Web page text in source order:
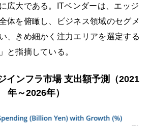
広大である。ITベンダーは、エッジ
体を俯瞰し、ビジネス領域のセグメ
、きめ細かく注力エリアを選定する
と指摘している。
ンフラ市場 支出額予測（2021
年～2026年）